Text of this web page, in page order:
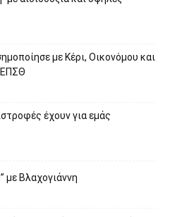
με Κέρι, Οικονόμου και
ΕΠΣΘ
έχουν για εμάς
με Βλαχογιάννη